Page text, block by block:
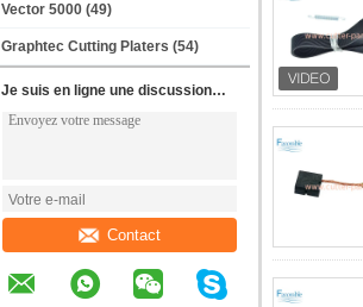
Vector 5000 (49)
Graphtec Cutting Platers (54)
Je suis en ligne une discussion en ligne
Contact